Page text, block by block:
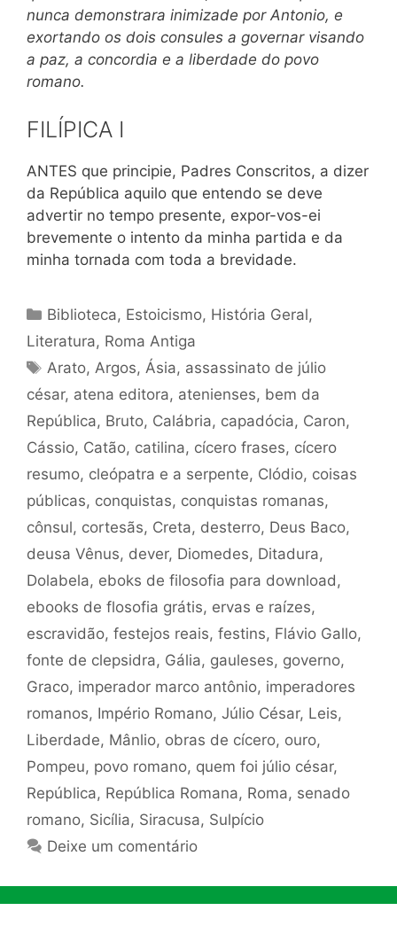
nunca demonstrara inimizade por Antonio, e
exortando os dois consules a governar visando
a paz, a concordia e a liberdade do povo
romano.
FILÍPICA I
ANTES que principie, Padres Conscritos, a dizer
da República aquilo que entendo se deve
advertir no tempo presente, expor-vos-ei
brevemente o intento da minha partida e da
minha tornada com toda a brevidade.
Categorias
Biblioteca, Estoicismo, História Geral,
Literatura, Roma Antiga
Tags
Arato, Argos, Ásia, assassinato de júlio
césar, atena editora, atenienses, bem da
República, Bruto, Calábria, capadócia, Caron,
Cássio, Catão, catilina, cícero frases, cícero
resumo, cleópatra e a serpente, Clódio, coisas
públicas, conquistas, conquistas romanas,
cônsul, cortesãs, Creta, desterro, Deus Baco,
deusa Vênus, dever, Diomedes, Ditadura,
Dolabela, eboks de filosofia para download ,
ebooks de flosofia grátis, ervas e raízes,
escravidão, festejos reais, festins, Flávio Gallo,
fonte de clepsidra, Gália, gauleses, governo,
Graco, imperador marco antônio, imperadores
romanos, Império Romano, Júlio César, Leis,
Liberdade, Mânlio, obras de cícero, ouro,
Pompeu, povo romano, quem foi júlio césar,
República, República Romana, Roma, senado
romano, Sicília, Siracusa, Sulpício
Deixe um comentário